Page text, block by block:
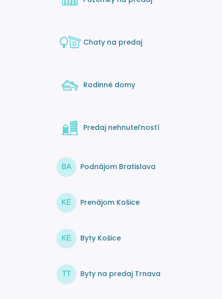
Chaty na predaj
Rodinné domy
Predaj nehnuteľností
BA Podnájom Bratislava
KE Prenájom Košice
KE Byty Košice
TT Byty na predaj Trnava